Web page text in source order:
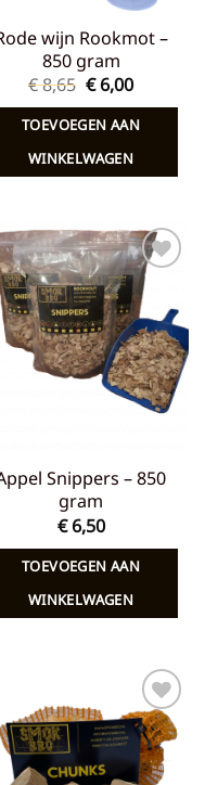
wijn Rookmot –
850 gram
€8,65
prijs
was:
€ 8,65.
€6,00Huidige
is:
€ 6,00.
TOEVOEGEN AAN
WINKELWAGEN
Toevoegen
aan
verlanglijst
Snippers – 850
gram
€6,50
TOEVOEGEN AAN
WINKELWAGEN
Toevoegen
aan
verlanglijst